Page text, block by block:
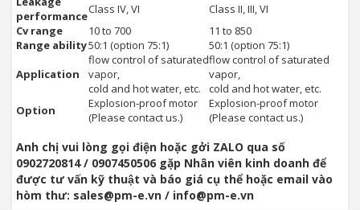
performanceClass IV, VI
Class II, III, VI
Cv range
10 to 700
11 to 850
Range ability50:1 (option 75:1)
50:1 (option 75:1)
Application
flow control of saturated
vapor,
cold and hot water, etc.
flow control of saturated
vapor,
cold and hot water, etc.
Option
Explosion-proof motor
(Please contact us.)
Explosion-proof motor
(Please contact us.)
Anh chị vui lòng gọi điện hoặc gởi ZALO qua số
0902720814 / 0907450506 gặp Nhân viên kinh doanh để
được tư vấn kỹ thuật và báo giá cụ thể hoặc email vào
hòm thư: sales@pm-e.vn / info@pm-e.vn